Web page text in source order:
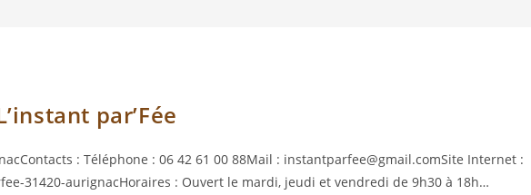
par’Fée
: Téléphone : 06 42 61 00 88Mail : instantparfee@gmail.comSite Internet :
31420-aurignacHoraires : Ouvert le mardi, jeudi et vendredi de 9h30 à 18h…